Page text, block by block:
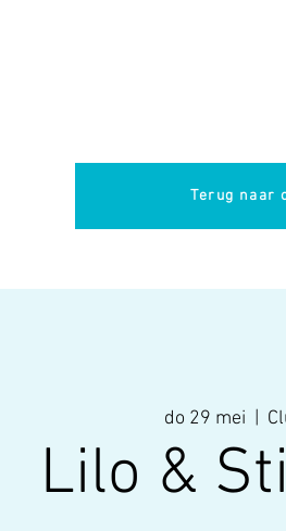
Terug naar
do 29 mei
  |
Lilo &